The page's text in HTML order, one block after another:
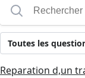
Toutes les
Reparation d,un